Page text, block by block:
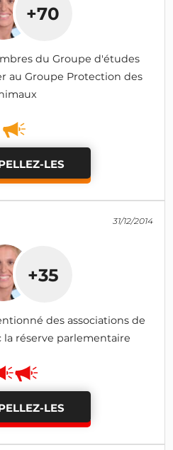
+70
du Groupe d'études
au Groupe Protection des
LES
31/12/2014
+35
des associations de
avec la réserve parlementaire
LES